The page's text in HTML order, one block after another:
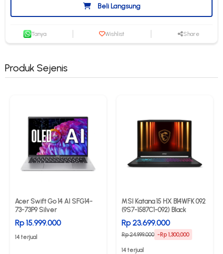
Beli Langsung
Tanya Wishlist Share
Produk Sejenis
Acer Swift Go 14 AI SFG14-
73-73P9 Silver
Rp 15.999.000
14 terjual
MSI Katana 15 HX B14WFK 092
(9S7-1587C1-092) Black
Rp 23.699.000
Rp 24.999.000 -Rp 1,300,000
14 terjual